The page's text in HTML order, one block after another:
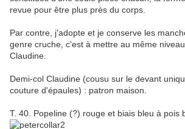
revue pour être plus près du corps.
Par contre, j'adopte et je conserve les
genre cruche, c'est à mettre au même
Claudine.
Demi-col Claudine (cousu sur le devant
couture d'épaules) : patron maison.
T. 40. Popeline (?) rouge et biais bleu à pois